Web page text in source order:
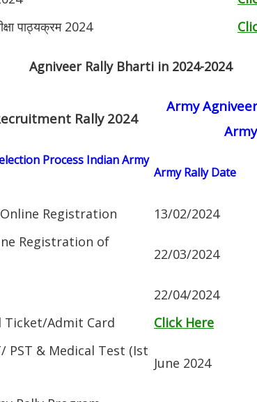
पाठ्यक्रम 2024
Agniveer Rally Bharti in 2024-2024
Rally 2024
Army
Process Indian Army
Army Rally Date
Registration
13/02/2024
Registration of
22/03/2024
22/04/2024
Ticket/Admit Card
Click Here
PST & Medical Test (Ist
June 2024